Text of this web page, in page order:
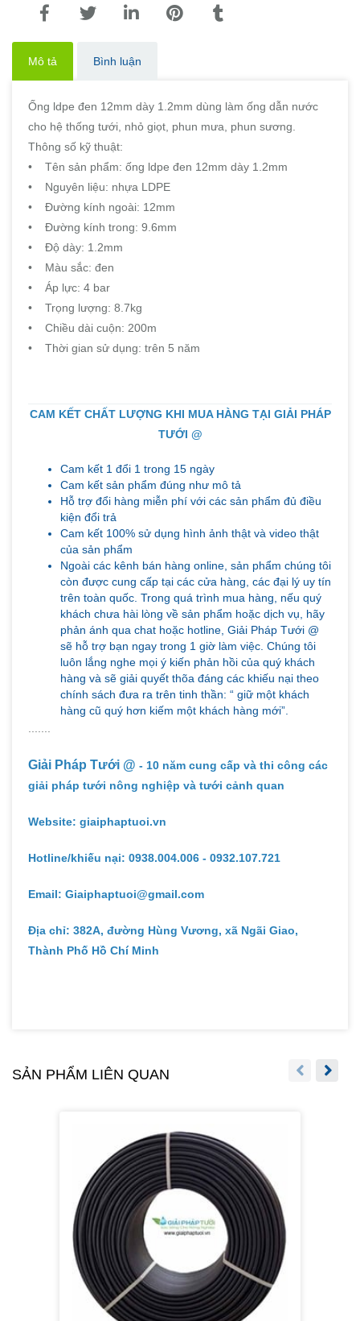
Mô tả Bình luận
Ống ldpe đen 12mm dày 1.2mm dùng làm ống dẫn nước
cho hệ thống tưới, nhỏ giọt, phun mưa, phun sương.
Thông số kỹ thuật:
• Tên sản phẩm: ống ldpe đen 12mm dày 1.2mm
• Nguyên liệu: nhựa LDPE
• Đường kính ngoài: 12mm
• Đường kính trong: 9.6mm
• Độ dày: 1.2mm
• Màu sắc: đen
• Áp lực: 4 bar
• Trọng lượng: 8.7kg
• Chiều dài cuộn: 200m
• Thời gian sử dụng: trên 5 năm
CAM KẾT CHẤT LƯỢNG KHI MUA HÀNG TẠI GIẢI PHÁP
TƯỚI @
Cam kết 1 đổi 1 trong 15 ngày
Cam kết sản phẩm đúng như mô tả
Hỗ trợ đổi hàng miễn phí với các sản phẩm đủ điều
kiện đổi trả
Cam kết 100% sử dụng hình ảnh thật và video thật
của sản phẩm
Ngoài các kênh bán hàng online, sản phẩm chúng tôi
còn được cung cấp tại các cửa hàng, các đại lý uy tín
trên toàn quốc. Trong quá trình mua hàng, nếu quý
khách chưa hài lòng về sản phẩm hoặc dịch vụ, hãy
phản ánh qua chat hoặc hotline, Giải Pháp Tưới @
sẽ hỗ trợ bạn ngay trong 1 giờ làm việc. Chúng tôi
luôn lắng nghe mọi ý kiến phản hồi của quý khách
hàng và sẽ giải quyết thõa đáng các khiếu nại theo
chính sách đưa ra trên tinh thần: “ giữ một khách
hàng cũ quý hơn kiếm một khách hàng mới”.
Giải Pháp Tưới @ - 10 năm cung cấp và thi công các
giải pháp tưới nông nghiệp và tưới cảnh quan
Website: giaiphaptuoi.vn
Hotline/khiếu nại: 0938.004.006 - 0932.107.721
Email: Giaiphaptuoi@gmail.com
Địa chỉ: 382A, đường Hùng Vương, xã Ngãi Giao,
Thành Phố Hồ Chí Minh
SẢN PHẨM LIÊN QUAN